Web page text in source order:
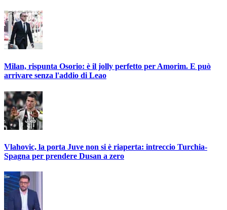
Milan, rispunta Osorio: è il jolly perfetto per Amorim. E può
arrivare senza l'addio di Leao
Vlahovic, la porta Juve non si è riaperta: intreccio Turchia-
Spagna per prendere Dusan a zero